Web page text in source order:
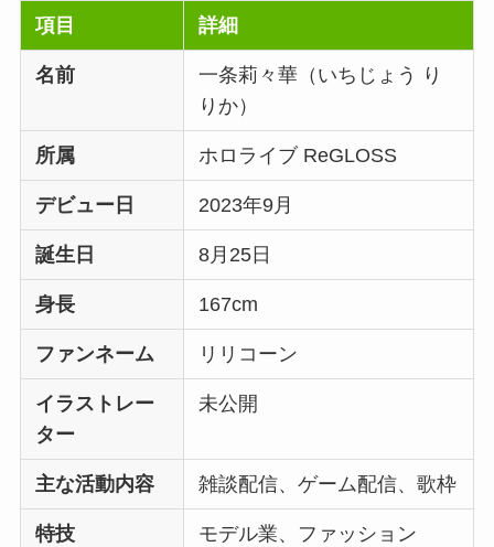
項目 詳細
名前
一条莉々華（いちじょう り
りか）
所属 ホロライブ ReGLOSS
デビュー日 2023年9月
誕生日 8月25日
身長 167cm
ファンネーム リリコーン
イラストレー
ター
未公開
主な活動内容 雑談配信、ゲーム配信、歌枠
特技 モデル業、ファッション